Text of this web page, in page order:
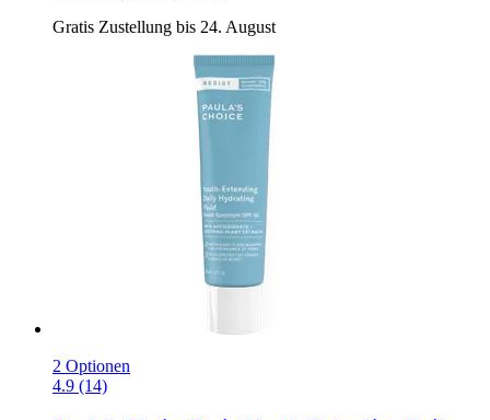
Gratis Zustellung bis 24. August
2 Optionen
4.9 (14)